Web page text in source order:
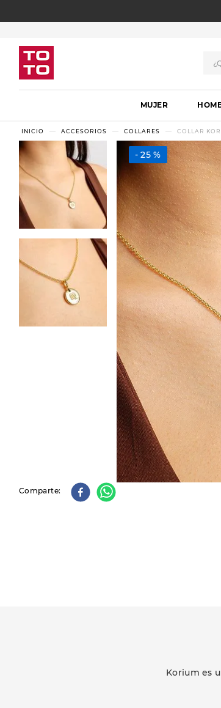
MUJER
ACCESORIOS COLLARES COLLAR
25 %
Comparte
Korium es
1.
botas
skechers
3.
skechers
4 .
5 .
botas mujer
6 .
7.
sandalias
hitec
9.
botas dama